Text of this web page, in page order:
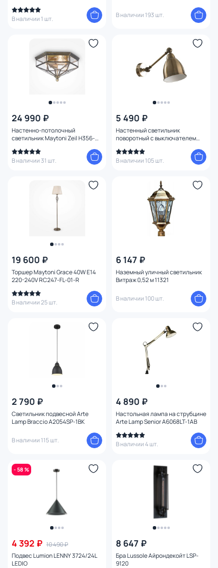
В наличии 1 шт.
В наличии 193 шт.
24 990 ₽
Настенно-потолочный
светильник Maytoni Zeil H356-
В наличии 31 шт.
5 490 ₽
Настенный светильник
поворотный с выключателем
В наличии 105 шт.
19 600 ₽
Торшер Maytoni Grace 40W E14
220-240V RC247-FL-01-R
В наличии 25 шт.
6 147 ₽
Наземный уличный светильник
Витраж 0,52 м 11321
В наличии 100 шт.
2 790 ₽
Светильник подвесной Arte
Lamp Braccio A2054SP-1BK
В наличии 115 шт.
4 890 ₽
Настольная лампа на струбцине
Arte Lamp Senior A6068LT-1AB
В наличии 4 шт.
- 58 %
4 392 ₽ 10 490 ₽
Подвес Lumion LENNY 3724/24L
LEDIO
8 647 ₽
Бра Lussole Айрондекойт LSP-
9120